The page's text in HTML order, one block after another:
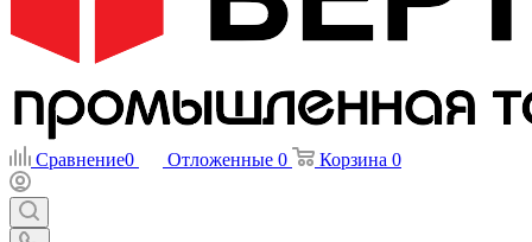
Сравнение0 Отложенные 0 Корзина 0